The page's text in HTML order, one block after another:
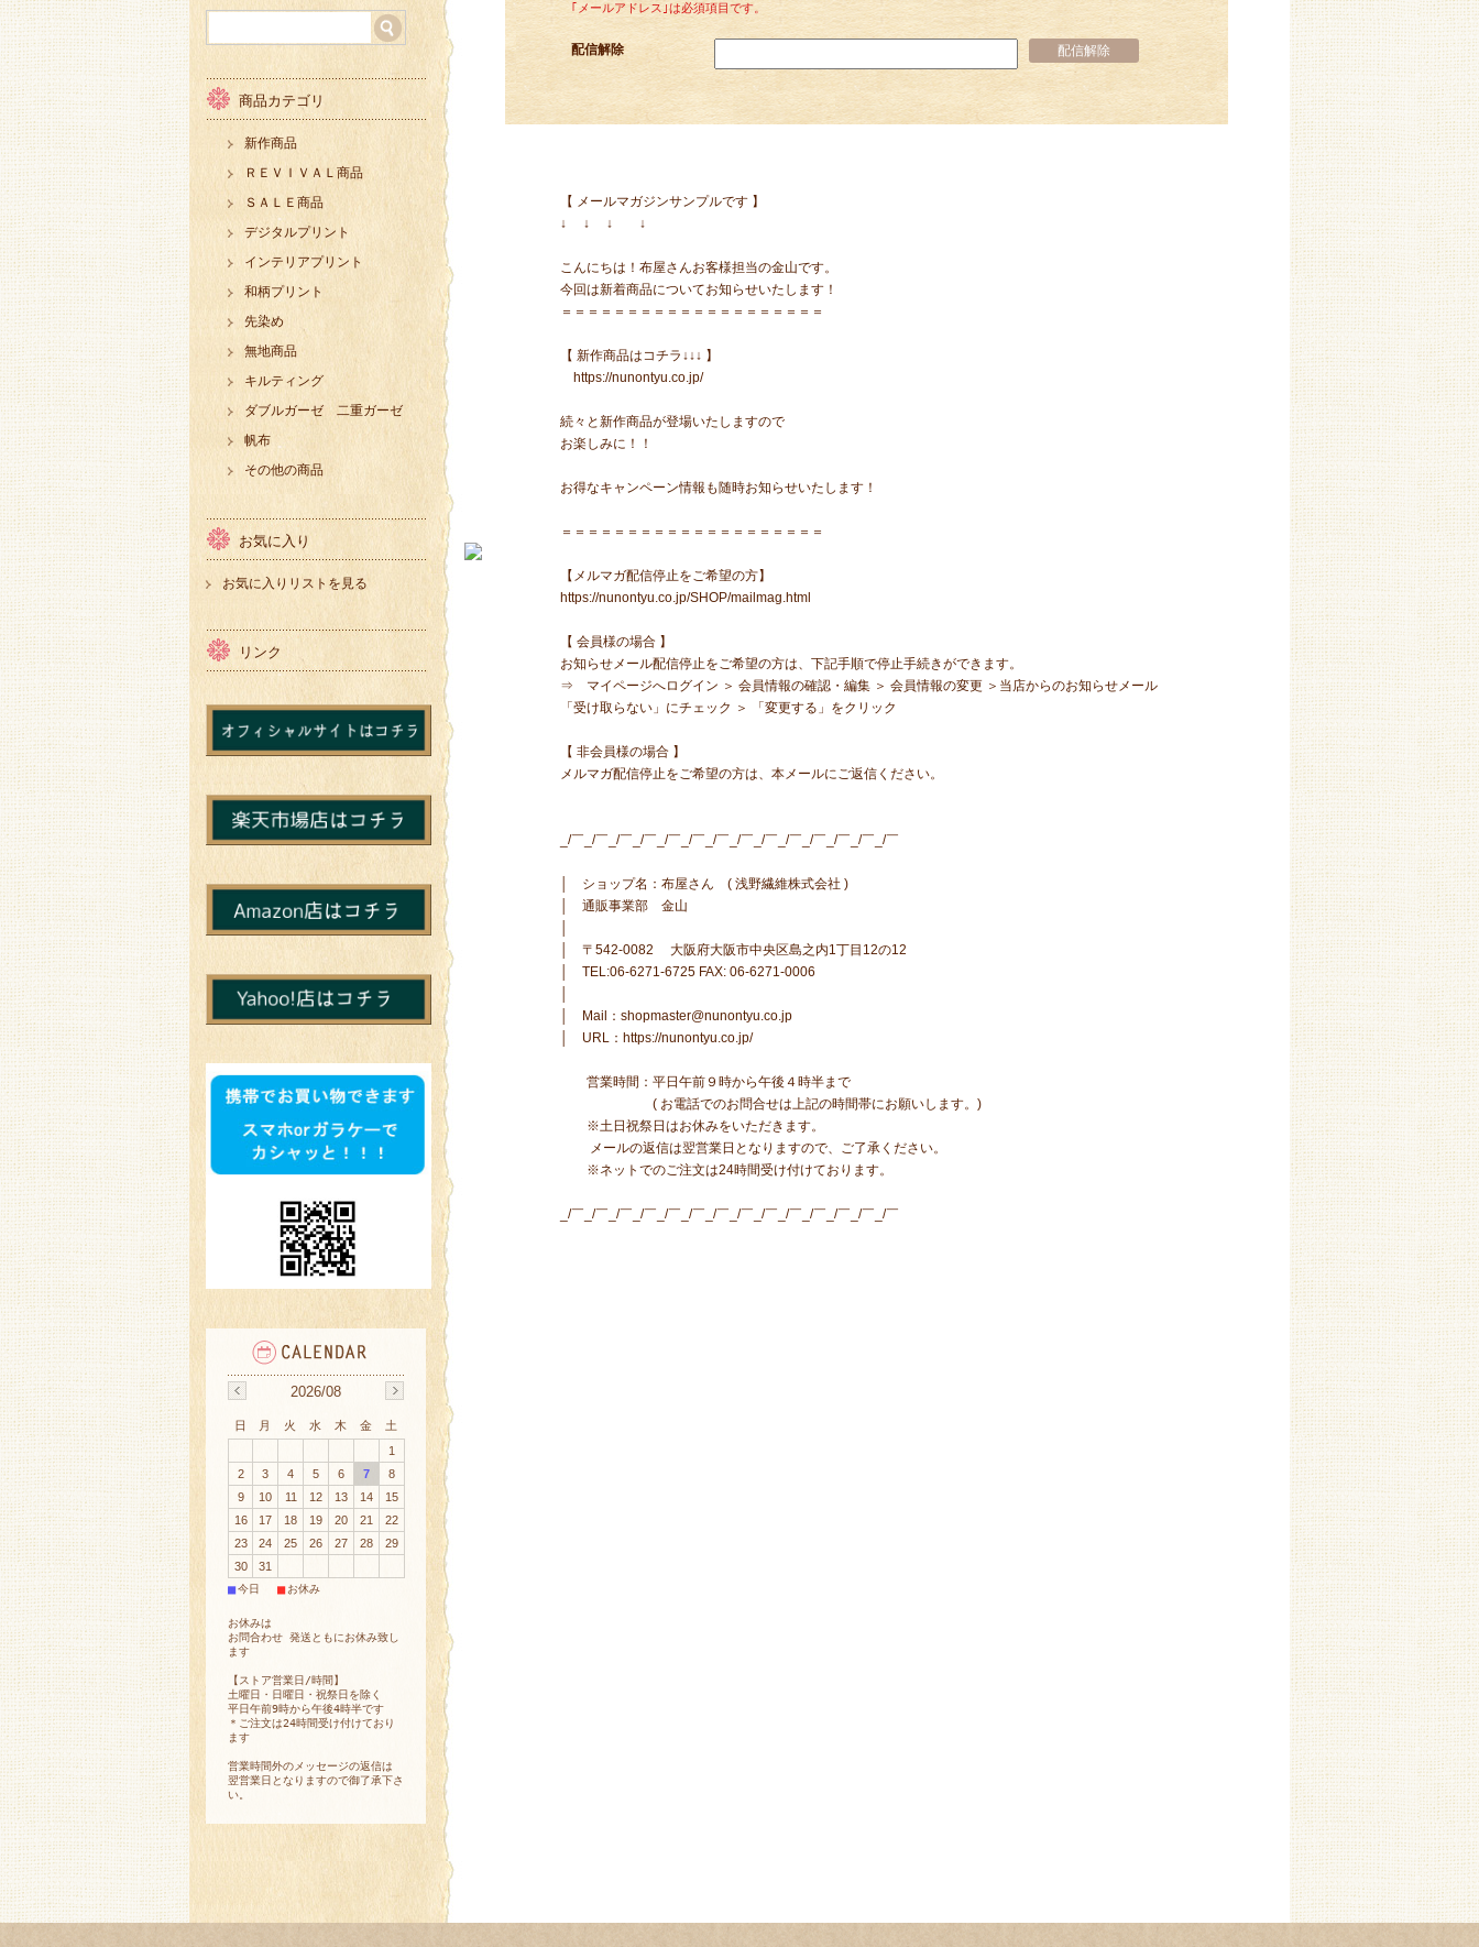
｢メールアドレス｣は必須項目です。
配信解除
【 メールマガジンサンプルです 】
↓ ↓ ↓ ↓
こんにちは！布屋さんお客様担当の金山です。
今回は新着商品についてお知らせいたします！
＝＝＝＝＝＝＝＝＝＝＝＝＝＝＝＝＝＝＝＝
【 新作商品はコチラ↓↓↓ 】
https://nunontyu.co.jp/
続々と新作商品が登場いたしますので
お楽しみに！！
お得なキャンペーン情報も随時お知らせいたします！
＝＝＝＝＝＝＝＝＝＝＝＝＝＝＝＝＝＝＝＝
【メルマガ配信停止をご希望の方】
https://nunontyu.co.jp/SHOP/mailmag.html
【 会員様の場合 】
お知らせメール配信停止をご希望の方は、下記手順で停止手続きができます。
⇒ マイページへログイン ＞ 会員情報の確認・編集 ＞ 会員情報の変更 ＞当店からのお知らせメール
「受け取らない」にチェック ＞ 「変更する」をクリック
【 非会員様の場合 】
メルマガ配信停止をご希望の方は、本メールにご返信ください。
_/￣_/￣_/￣_/￣_/￣_/￣_/￣_/￣_/￣_/￣_/￣_/￣_/￣_/￣
│ ショップ名：布屋さん ( 浅野繊維株式会社 )
│ 通販事業部 金山
│ 〒542-0082 大阪府大阪市中央区島之内1丁目12の12
│ TEL:06-6271-6725 FAX: 06-6271-0006
│ Mail：shopmaster@nunontyu.co.jp
│ URL：https://nunontyu.co.jp/
営業時間：平日午前９時から午後４時半まで
( お電話でのお問合せは上記の時間帯にお願いします。)
※土日祝祭日はお休みをいただきます。
メールの返信は翌営業日となりますので、ご了承ください。
※ネットでのご注文は24時間受け付けております。
_/￣_/￣_/￣_/￣_/￣_/￣_/￣_/￣_/￣_/￣_/￣_/￣_/￣_/￣
商品カテゴリ
新作商品
ＲＥＶＩＶＡＬ商品
ＳＡＬＥ商品
デジタルプリント
インテリアプリント
和柄プリント
先染め
無地商品
キルティング
ダブルガーゼ 二重ガーゼ
帆布
その他の商品
お気に入り
お気に入りリストを見る
リンク
2026/08
日 月 火 水 木 金
土
1
2
3 4 5 6 7
8
9
10 11 12 13 14
15
16
17 18 19 20 21
22
23
24 25 26 27 28
29
30
31
■今日 ■お休み
お休みは
お問合わせ 発送ともにお休み致し
ます
【ストア営業日/時間】
土曜日・日曜日・祝祭日を除く
平日午前9時から午後4時半です
＊ご注文は24時間受け付けており
ます
営業時間外のメッセージの返信は
翌営業日となりますので御了承下さ
い。